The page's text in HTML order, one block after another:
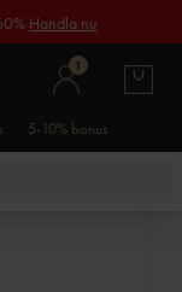
Handla nu
1
5-10% bonus